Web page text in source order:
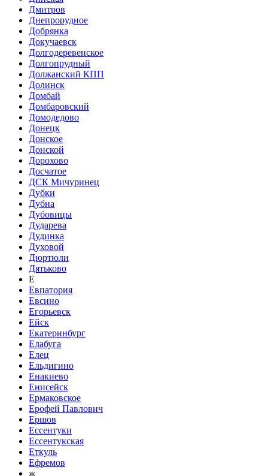
Дмитров
Днепрорудное
Добрянка
Докучаевск
Долгодеревенское
Долгопрудный
Должанский КПП
Долинск
Домбай
Домбаровский
Домодедово
Донецк
Донское
Донской
Дорохово
Досчатое
ДСК Мичуринец
Дубки
Дубна
Дубовицы
Дударева
Дудинка
Духовой
Дюртюли
Дятьково
Е
Евпатория
Евсино
Егорьевск
Ейск
Екатеринбург
Елабуга
Елец
Ельдигино
Енакиево
Енисейск
Ермаковское
Ерофей Павлович
Ершов
Ессентуки
Ессентукская
Еткуль
Ефремов
ж